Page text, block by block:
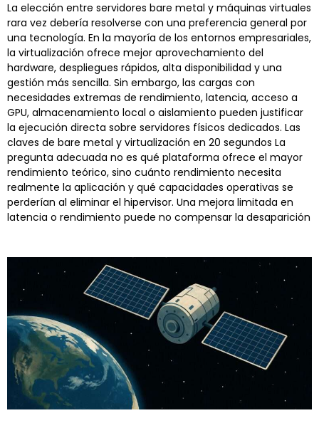
La elección entre servidores bare metal y máquinas virtuales
rara vez debería resolverse con una preferencia general por
una tecnología. En la mayoría de los entornos empresariales,
la virtualización ofrece mejor aprovechamiento del
hardware, despliegues rápidos, alta disponibilidad y una
gestión más sencilla. Sin embargo, las cargas con
necesidades extremas de rendimiento, latencia, acceso a
GPU, almacenamiento local o aislamiento pueden justificar
la ejecución directa sobre servidores físicos dedicados. Las
claves de bare metal y virtualización en 20 segundos La
pregunta adecuada no es qué plataforma ofrece el mayor
rendimiento teórico, sino cuánto rendimiento necesita
realmente la aplicación y qué capacidades operativas se
perderían al eliminar el hipervisor. Una mejora limitada en
latencia o rendimiento puede no compensar la desaparición